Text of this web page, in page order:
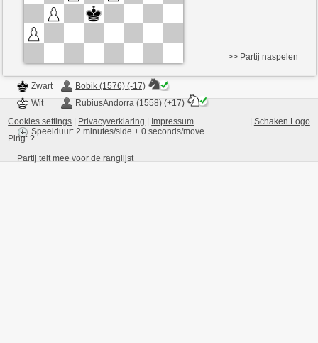
Zwart
Bobik (1576) (-17)
Wit
RubiusAndorra (1558) (+17)
Speelduur: 2 minutes/side + 0 seconds/move
Partij telt mee voor de ranglijst
>> Partij naspelen
Schaken Logo
Cookies settings Privacyverklaring
Impressum
Ping:?